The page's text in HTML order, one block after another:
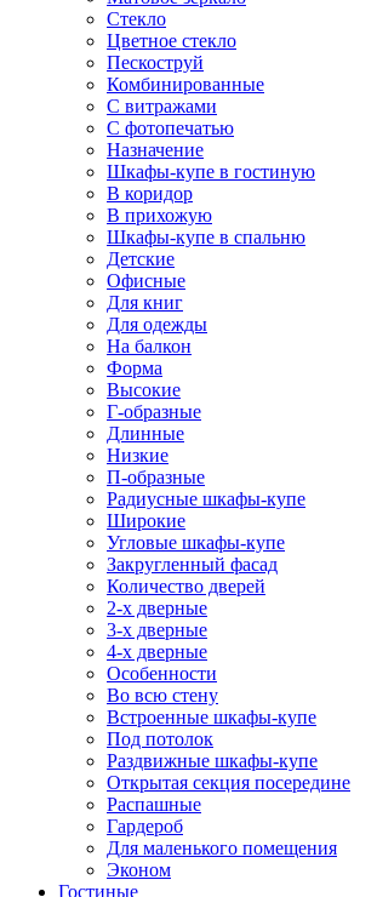
Стекло
Цветное стекло
Пескоструй
Комбинированные
С витражами
С фотопечатью
Назначение
Шкафы-купе в гостиную
В коридор
В прихожую
Шкафы-купе в спальню
Детские
Офисные
Для книг
Для одежды
На балкон
Форма
Высокие
Г-образные
Длинные
Низкие
П-образные
Радиусные шкафы-купе
Широкие
Угловые шкафы-купе
Закругленный фасад
Количество дверей
2-х дверные
3-х дверные
4-х дверные
Особенности
Во всю стену
Встроенные шкафы-купе
Под потолок
Раздвижные шкафы-купе
Открытая секция посередине
Распашные
Гардероб
Для маленького помещения
Эконом
Гостиные